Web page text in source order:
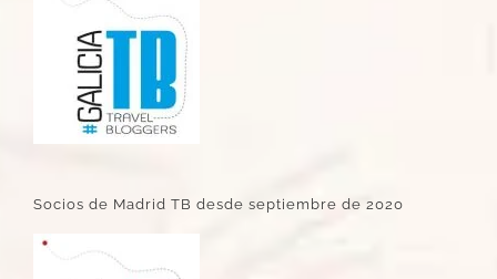
Socios de Madrid TB desde septiembre de 2020